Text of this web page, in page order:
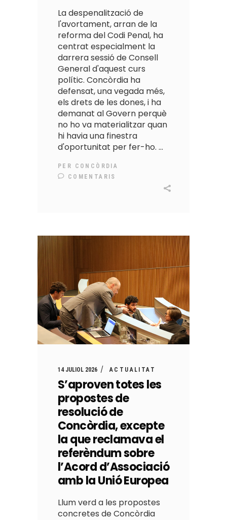
La despenalització de
l'avortament, arran de la
reforma del Codi Penal, ha
centrat especialment la
darrera sessió de Consell
General d'aquest curs
polític. Concòrdia ha
defensat, una vegada més,
els drets de les dones, i ha
demanat al Govern perquè
no ho va materialitzar quan
hi havia una finestra
d'oportunitat per fer-ho.
PER CONCÒRDIA
COMENTARIS
14 JULIOL 2026 ACTUALITAT
S’aproven totes les
propostes de
resolució de
Concòrdia, excepte
la que reclamava el
referèndum sobre
l’Acord d’Associació
amb la Unió Europea
Llum verd a les propostes
concretes de Concòrdia